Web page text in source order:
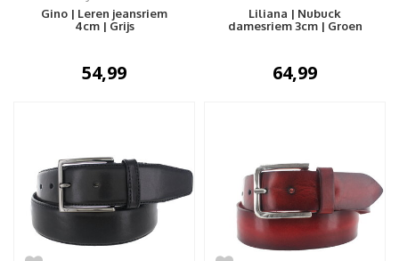
Gino | Leren jeansriem
4cm | Grijs
54,99
Liliana | Nubuck
damesriem 3cm | Groen
64,99